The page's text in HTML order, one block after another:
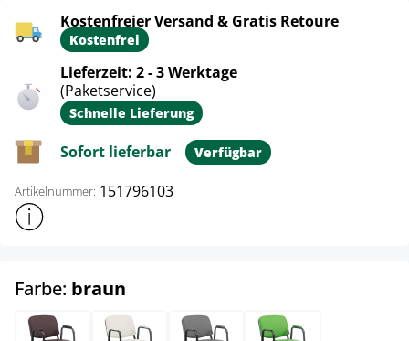
Kostenfreier Versand & Gratis Retoure
Kostenfrei
Lieferzeit: 2 - 3 Werktage
(Paketservice)
Schnelle Lieferung
Sofort lieferbar Verfügbar
Artikelnummer: 151796103
Weitere Produktinformationen anzeigen
Farbe: braun